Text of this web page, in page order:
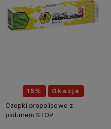
15% Okazja
Czopki propolisowe z
piołunem STOP